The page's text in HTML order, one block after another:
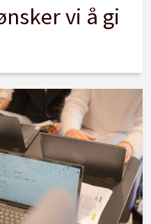
vi å gi